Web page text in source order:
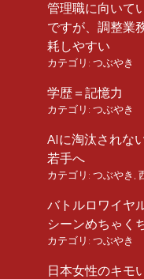
管理職に向いて
ですが、調整業
耗しやすい
カテゴリ: つぶやき
学歴＝記憶力
カテゴリ: つぶやき
AIに淘汰されな
若手へ
カテゴリ: つぶやき
バトルロワイヤ
シーンめちゃく
カテゴリ: つぶやき
日本女性のキモ